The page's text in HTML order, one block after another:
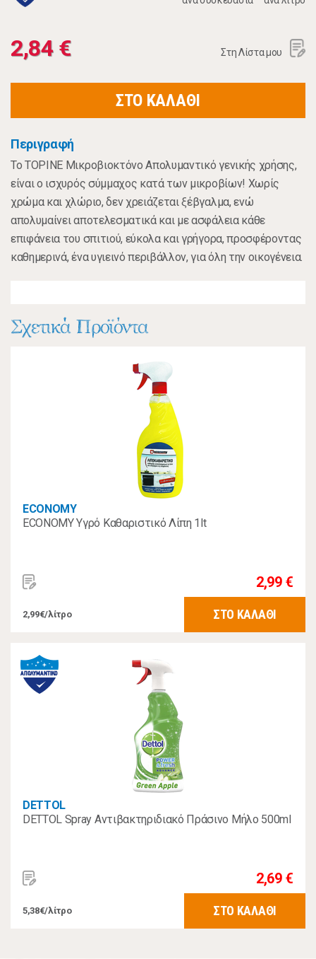
2,84 € Στη Λίστα μου
ΣΤΟ ΚΑΛΑΘΙ
Περιγραφή
Το TOPINE Μικροβιοκτόνο Απολυμαντικό γενικής χρήσης,
είναι ο ισχυρός σύμμαχος κατά των μικροβίων! Χωρίς
χρώμα και χλώριο, δεν χρειάζεται ξέβγαλμα, ενώ
απολυμαίνει αποτελεσματικά και με ασφάλεια κάθε
επιφάνεια του σπιτιού, εύκολα και γρήγορα, προσφέροντας
καθημερινά, ένα υγιεινό περιβάλλον, για όλη την οικογένεια.
Σχετικά Προϊόντα
ECONOMY
ECONOMY Υγρό Καθαριστικό Λίπη 1lt
2,99 €
2,99€/λίτρο ΣΤΟ ΚΑΛΑΘΙ
DETTOL
DETTOL Spray Αντιβακτηριδιακό Πράσινο Μήλο 500ml
2,69 €
5,38€/λίτρο ΣΤΟ ΚΑΛΑΘΙ